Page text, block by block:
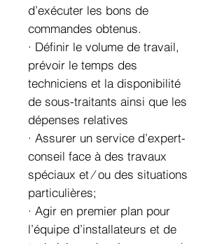
d’exécuter les bons de
commandes obtenus.
· Définir le volume de travail,
prévoir le temps des
techniciens et la disponibilité
de sous-traitants ainsi que les
dépenses relatives
· Assurer un service d’expert-
conseil face à des travaux
spéciaux et ∕ ou des situations
particulières;
· Agir en premier plan pour
l’équipe d’installateurs et de